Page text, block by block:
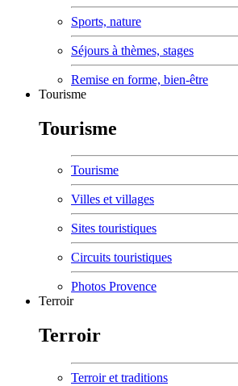
Sports, nature
Séjours à thèmes, stages
Remise en forme, bien-être
Tourisme
Tourisme
Tourisme
Villes et villages
Sites touristiques
Circuits touristiques
Photos Provence
Terroir
Terroir
Terroir et traditions